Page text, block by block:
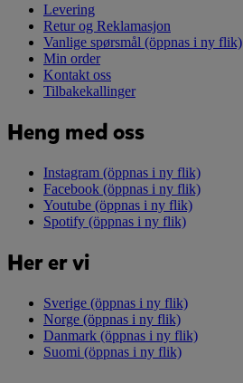
Levering
Retur og Reklamasjon
Vanlige spørsmål (öppnas i ny flik)
Min order
Kontakt oss
Tilbakekallinger
Heng med oss
Instagram (öppnas i ny flik)
Facebook (öppnas i ny flik)
Youtube (öppnas i ny flik)
Spotify (öppnas i ny flik)
Her er vi
Sverige (öppnas i ny flik)
Norge (öppnas i ny flik)
Danmark (öppnas i ny flik)
Suomi (öppnas i ny flik)